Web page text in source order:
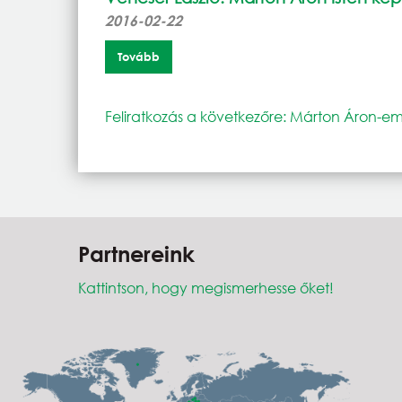
2016-02-22
Tovább
Feliratkozás a következőre: Márton Áron-
Partnereink
Kattintson, hogy megismerhesse őket!